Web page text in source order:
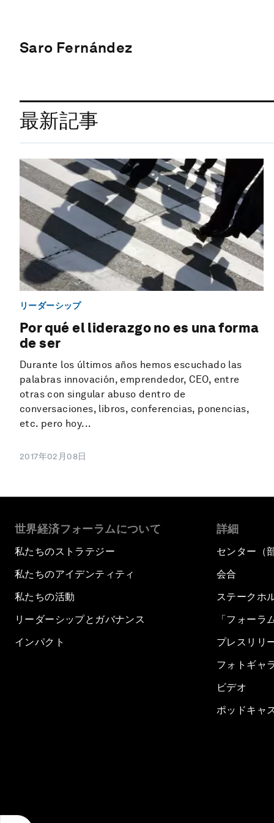
Saro Fernández
最新記事
リーダーシップ
Por qué el liderazgo no es una forma
de ser
Durante los últimos años hemos escuchado las
palabras innovación, emprendedor, CEO, entre
otras con singular abuso dentro de
conversaciones, libros, conferencias, ponencias,
etc. pero hoy...
2017年02月08日
世界経済フォーラムについて
私たちのストラテジー
私たちのアイデンティティ
私たちの活動
リーダーシップとガバナンス
インパクト
詳細
センター（
会合
ステークホ
「フォーラ
プレスリリ
フォトギャ
ビデオ
ポッドキャ